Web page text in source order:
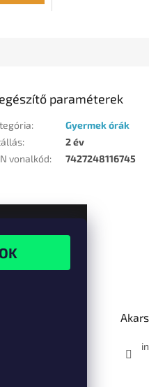
paraméterek
:
Gyermek órák
:
2 év
vonalkód: 7427248116745